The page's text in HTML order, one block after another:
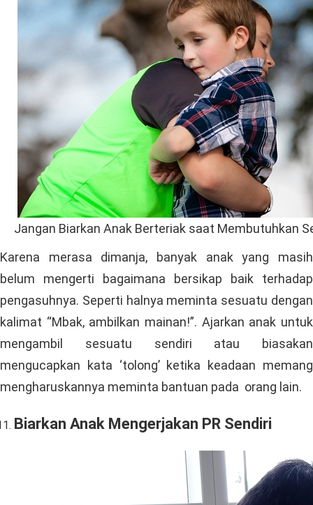
Jangan Biarkan Anak Berteriak saat Membutuhkan
Karena merasa dimanja, banyak anak yang masih
belum mengerti bagaimana bersikap baik terhadap
pengasuhnya. Seperti halnya meminta sesuatu dengan
kalimat “Mbak, ambilkan mainan!”. Ajarkan anak untuk
mengambil sesuatu sendiri atau biasakan
mengucapkan kata ‘tolong’ ketika keadaan memang
mengharuskannya meminta bantuan pada orang lain.
Biarkan Anak Mengerjakan PR Sendiri